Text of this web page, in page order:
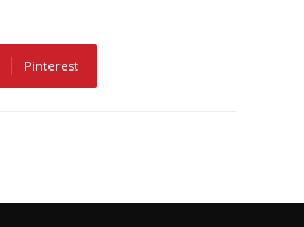
Pinterest